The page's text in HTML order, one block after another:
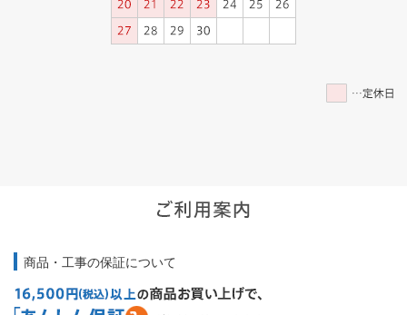
商品・工事の保証について